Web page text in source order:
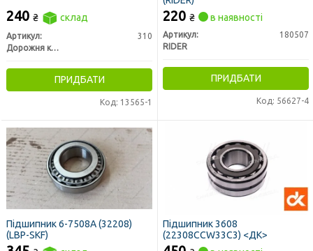
240 ₴ склад
Артикул:
310
Дорожня карта
ПРИДБАТИ
Код: 13565-1
220 ₴ в наявності
Артикул:
180507
RIDER
ПРИДБАТИ
Код: 56627-4
Підшипник 6-7508А (32208)
(LBP-SKF)
Підшипник 3608
(22308ССW33С3) <ДК>